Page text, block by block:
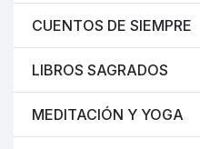
CUENTOS DE SIEMPRE
LIBROS SAGRADOS
MEDITACIÓN Y YOGA